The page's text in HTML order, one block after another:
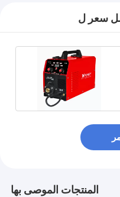
سعر ل
المنتجات الموصى بها